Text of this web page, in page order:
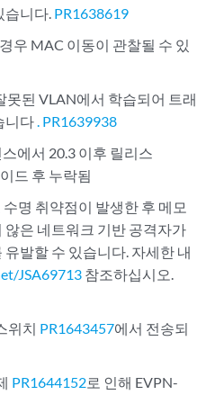
습니다. PR1638619
우 MAC 이동이 관찰될 수 있
못된 VLAN에서 학습되어 트래
니다. PR1639938
에서 20.3 이후 릴리스
드 후 누락됨
명 취약점이 발생한 후 메모
않은 네트워크 기반 공격자가
유발할 수 있습니다. 자세한 내
JSA69713 참조하십시오.
위치 PR1643457에서 전송되
PR1644152로 인해 EVPN-